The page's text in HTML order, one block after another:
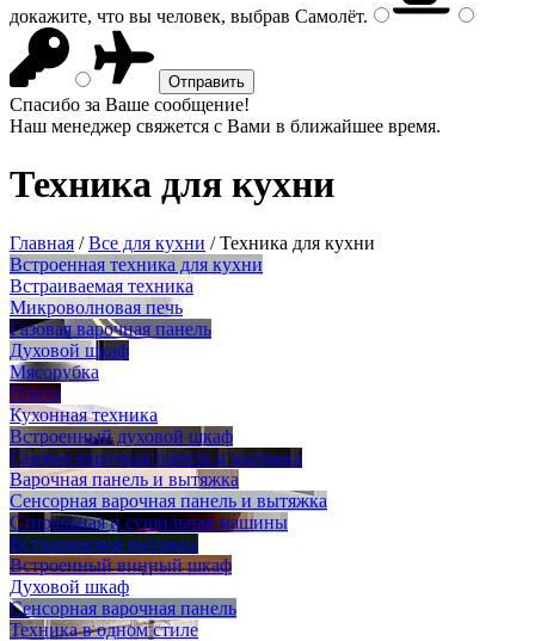
докажите, что вы человек, выбрав Самолёт.
Спасибо за Ваше сообщение!
Наш менеджер свяжется с Вами в ближайшее время.
Техника для кухни
Главная /Все для кухни /Техника для кухни
Встроенная техника для кухни
Встраиваемая техника
Микроволновая печь
Газовая варочная панель
Духовой шкаф
Мясорубка
Плита
Кухонная техника
Встроенный духовой шкаф
Газовая варочная панель и вытяжка
Варочная панель и вытяжка
Сенсорная варочная панель и вытяжка
Стиральная и сушильная машины
Встраиваемая вытяжка
Встроенный винный шкаф
Духовой шкаф
Сенсорная варочная панель
Техника в одном стиле